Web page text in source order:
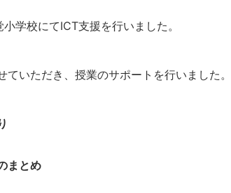
学校にてICT支援を行いました。
いただき、授業のサポートを行いました。
まとめ